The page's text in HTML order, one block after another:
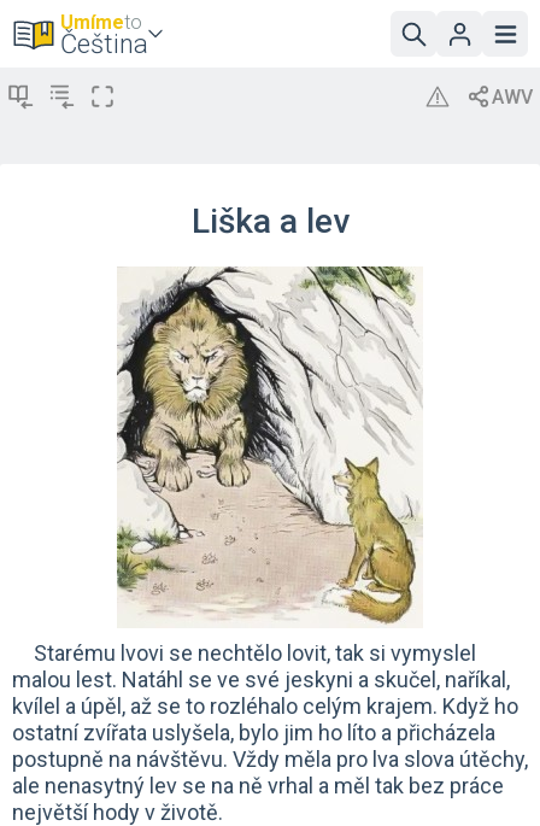
Umímeto
Čeština
Liška a lev
Starému lvovi se nechtělo lovit, tak si vymyslel
malou lest. Natáhl se ve své jeskyni a skučel, naříkal,
kvílel a úpěl, až se to rozléhalo celým krajem. Když ho
ostatní zvířata uslyšela, bylo jim ho líto a přicházela
postupně na návštěvu. Vždy měla pro lva slova útěchy,
ale nenasytný lev se na ně vrhal a měl tak bez práce
největší hody v životě.